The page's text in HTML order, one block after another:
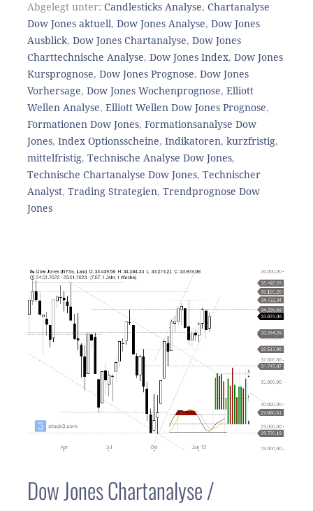
Abgelegt unter: Candlesticks Analyse, Chartanalyse
Dow Jones aktuell, Dow Jones Analyse, Dow Jones
Ausblick, Dow Jones Chartanalyse, Dow Jones
Charttechnische Analyse, Dow Jones Index, Dow Jones
Kursprognose, Dow Jones Prognose, Dow Jones
Vorhersage, Dow Jones Wochenprognose, Elliott
Wellen Analyse, Elliott Wellen Dow Jones Prognose,
Formationen Dow Jones, Formationsanalyse Dow
Jones, Index Optionsscheine, Indikatoren, kurzfristig,
mittelfristig, Technische Analyse Dow Jones,
Technische Chartanalyse Dow Jones, Technischer
Analyst, Trading Strategien, Trendprognose Dow
Jones
Dow Jones Chartanalyse /